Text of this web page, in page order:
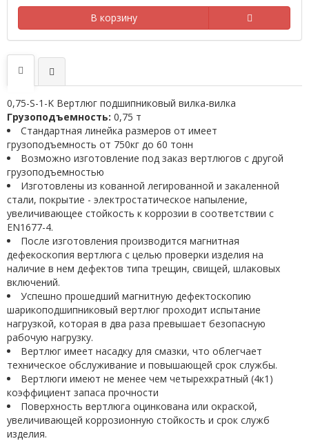
В корзину
0,75-S-1-K Вертлюг подшипниковый вилка-вилка
Грузоподъемность: 0,75 т
Стандартная линейка размеров от имеет
грузоподъемность от 750кг до 60 тонн
Возможно изготовление под заказ вертлюгов с другой
грузоподъемностью
Изготовлены из кованной легированной и закаленной
стали, покрытие - электростатическое напыление,
увеличивающее стойкость к коррозии в соответствии с
EN1677-4.
После изготовления производится магнитная
дефекоскопия вертлюга с целью проверки изделия на
наличие в нем дефектов типа трещин, свищей, шлаковых
включений.
Успешно прошедший магнитную дефектоскопию
шарикоподшипниковый вертлюг проходит испытание
нагрузкой, которая в два раза превышает безопасную
рабочую нагрузку.
Вертлюг имеет насадку для смазки, что облегчает
техническое обслуживание и повышающей срок службы.
Вертлюги имеют не менее чем четырехкратный (4к1)
коэффициент запаса прочности
Поверхность вертлюга оцинкована или окраской,
увеличивающей коррозионную стойкость и срок служб
изделия.